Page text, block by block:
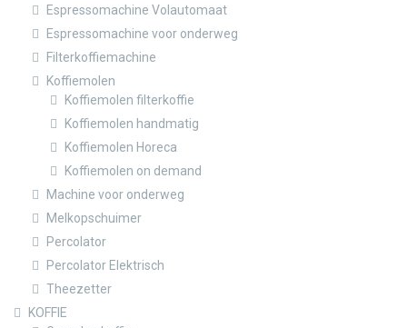
Espressomachine Volautomaat
Espressomachine voor onderweg
Filterkoffiemachine
Koffiemolen
Koffiemolen filterkoffie
Koffiemolen handmatig
Koffiemolen Horeca
Koffiemolen on demand
Machine voor onderweg
Melkopschuimer
Percolator
Percolator Elektrisch
Theezetter
KOFFIE